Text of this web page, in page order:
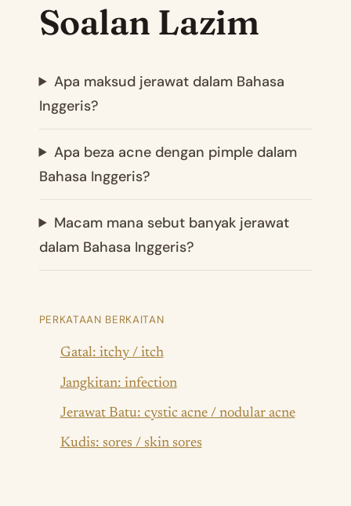
Soalan Lazim
Apa maksud jerawat dalam Bahasa
Inggeris?
Apa beza acne dengan pimple dalam
Bahasa Inggeris?
Macam mana sebut banyak jerawat
dalam Bahasa Inggeris?
PERKATAAN BERKAITAN
Gatal: itchy / itch
Jangkitan: infection
Jerawat Batu: cystic acne / nodular acne
Kudis: sores / skin sores